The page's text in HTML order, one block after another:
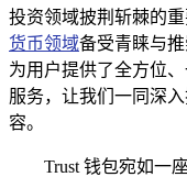
投资领域披荆斩棘的
货币领域备受青睐与
为用户提供了全方位
服务，让我们一同深
容。
Trust 钱包宛如一